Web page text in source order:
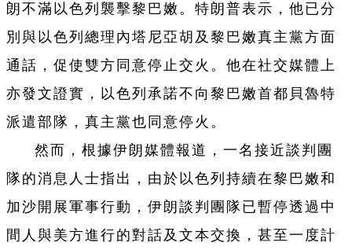
朗不滿以色列襲擊黎巴嫩。特朗普表示，他已分
別與以色列總理內塔尼亞胡及黎巴嫩真主黨方面
通話，促使雙方同意停止交火。他在社交媒體上
亦發文證實，以色列承諾不向黎巴嫩首都貝魯特
派遣部隊，真主黨也同意停火。
然而，根據伊朗媒體報道，一名接近談判團
隊的消息人士指出，由於以色列持續在黎巴嫩和
加沙開展軍事行動，伊朗談判團隊已暫停透過中
間人與美方進行的對話及文本交換，甚至一度計